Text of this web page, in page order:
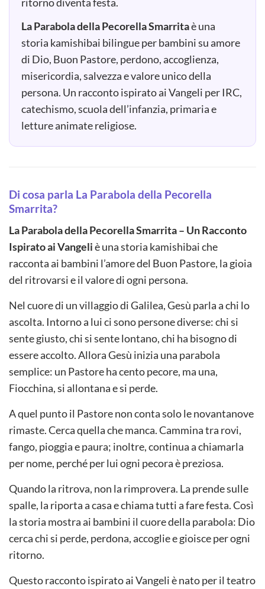
ritorno diventa festa.
La Parabola della Pecorella Smarritaè una
storia kamishibai bilingue per bambini su amore
di Dio, Buon Pastore, perdono, accoglienza,
misericordia, salvezza e valore unico della
persona. Un racconto ispirato ai Vangeli per IRC,
catechismo, scuola dell’infanzia, primaria e
letture animate religiose.
Di cosa parla La Parabola della Pecorella
Smarrita?
La Parabola della Pecorella Smarrita – Un Racconto
Ispirato ai Vangeliè una storia kamishibai che
racconta ai bambini l’amore del Buon Pastore, la gioia
del ritrovarsi e il valore di ogni persona.
Nel cuore di un villaggio di Galilea, Gesù parla a chi lo
ascolta. Intorno a lui ci sono persone diverse: chi si
sente giusto, chi si sente lontano, chi ha bisogno di
essere accolto. Allora Gesù inizia una parabola
semplice: un Pastore ha cento pecore, ma una,
Fiocchina, si allontana e si perde.
A quel punto il Pastore non conta solo le novantanove
rimaste. Cerca quella che manca. Cammina tra rovi,
fango, pioggia e paura; inoltre, continua a chiamarla
per nome, perché per lui ogni pecora è preziosa.
Quando la ritrova, non la rimprovera. La prende sulle
spalle, la riporta a casa e chiama tutti a fare festa. Così
la storia mostra ai bambini il cuore della parabola: Dio
cerca chi si perde, perdona, accoglie e gioisce per ogni
ritorno.
Questo racconto ispirato ai Vangeli è nato per il teatro